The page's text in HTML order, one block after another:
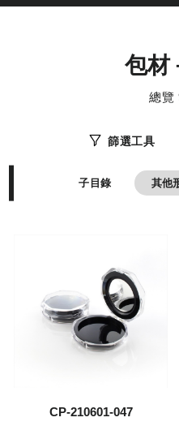
化
牌
包材
總覽
篩選工具
子目錄 其他
了解更多
CP-210601-047